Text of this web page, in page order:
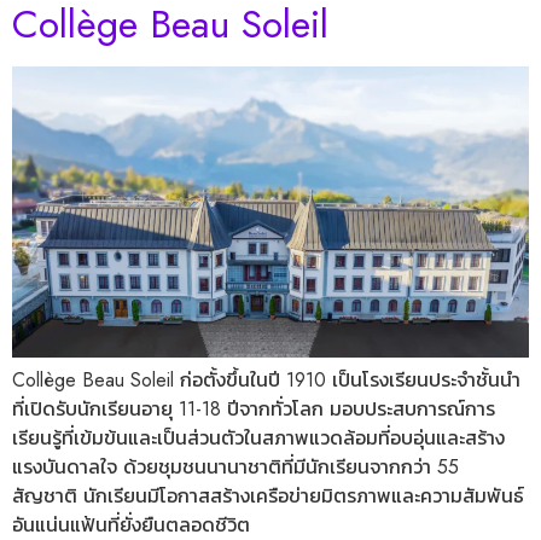
Collège Beau Soleil
Collège Beau Soleil ก่อตั้งขึ้นในปี 1910 เป็นโรงเรียนประจำชั้นนำ
ที่เปิดรับนักเรียนอายุ 11-18 ปีจากทั่วโลก มอบประสบการณ์การ
เรียนรู้ที่เข้มข้นและเป็นส่วนตัวในสภาพแวดล้อมที่อบอุ่นและสร้าง
แรงบันดาลใจ ด้วยชุมชนนานาชาติที่มีนักเรียนจากกว่า 55
สัญชาติ นักเรียนมีโอกาสสร้างเครือข่ายมิตรภาพและความสัมพันธ์
อันแน่นแฟ้นที่ยั่งยืนตลอดชีวิต